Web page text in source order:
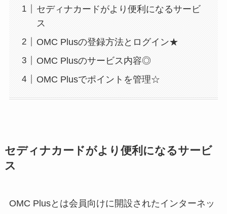
セディナカードがより便利になるサービ
ス
OMC Plusの登録方法とログイン★
OMC Plusのサービス内容◎
OMC Plusでポイントを管理☆
セディナカードがより便利になるサービ
ス
OMC Plusとは会員向けに開設されたインターネッ